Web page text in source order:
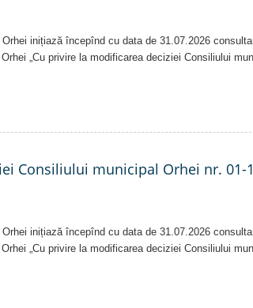
inițiază începînd cu data de 31.07.2026
„Cu privire la modificarea deciziei Consiliului
Consiliului municipal Orhei nr. 01-
inițiază începînd cu data de 31.07.2026
„Cu privire la modificarea deciziei Consiliului